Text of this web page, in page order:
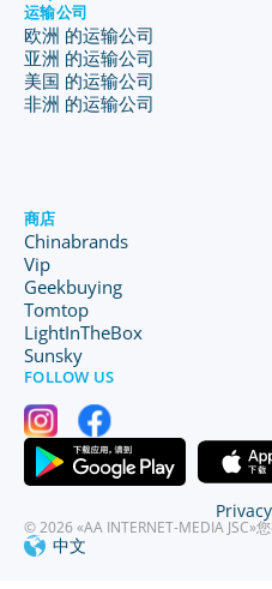
运输公司
欧洲 的运输公司
亚洲 的运输公司
美国 的运输公司
非洲 的运输公司
商店
Chinabrands
Vip
Geekbuying
Tomtop
LightInTheBox
Sunsky
FOLLOW US
© 2026 «AA INTERNET-MEDIA JSC»
中文